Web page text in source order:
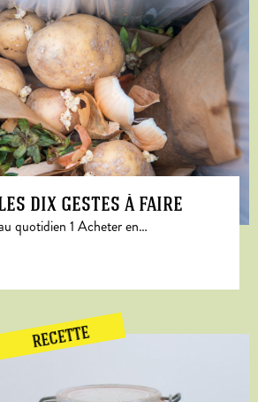
dix gestes à faire
quotidien 1 Acheter en…
RECETTE